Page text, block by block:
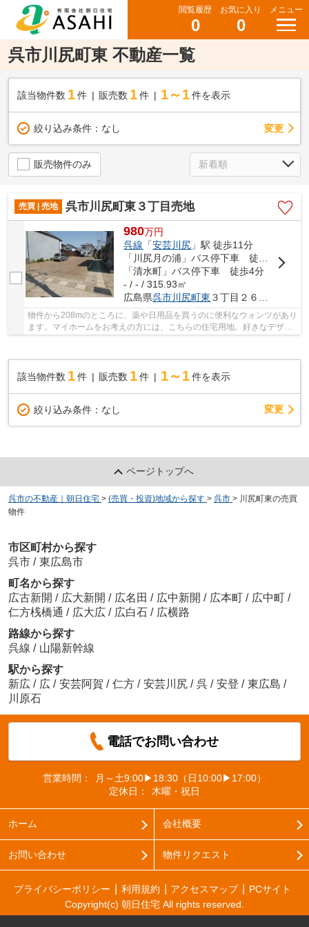
閲覧履歴
0
お気に入り
0
メニュー
呉市川尻町東 不動産一覧
該当物件数 1件 販売数 1 件 1～1 件を表示
絞り込み条件： なし 変更
販売物件のみ
売買 | 売地 呉市川尻町東３丁目売地
980万円
呉線 「安芸川尻 」駅 徒歩11分
「川尻月の浦」バス停下車 徒歩3分
「清水町」バス停下車 徒歩4分
- / - / 315.93㎡
広島県呉市川尻町東 ３丁目２６５２
物件から208mのところに、薬や日用品を買うのに便利なウォンツがあり
ます。マイホームをお考えの方には、こちらの住宅用地。好きなデザイ
該当物件数 1件 販売数 1 件 1～1 件を表示
絞り込み条件： なし 変更
ページトップへ
呉市の不動産｜朝日住宅 > (売買・投資)地域から探す > 呉市 > 川尻町東の売買
物件
市区町村から探す
呉市 / 東広島市
町名から探す
広古新開 / 広大新開 / 広名田 / 広中新開 / 広本町 / 広中町 /
仁方桟橋通 / 広大広 / 広白石 / 広横路
路線から探す
呉線 / 山陽新幹線
駅から探す
新広 / 広 / 安芸阿賀 / 仁方 / 安芸川尻 / 呉 / 安登 / 東広島 /
川原石
電話でお問い合わせ
営業時間：
月～土9:00▶18:30（日10:00▶17:00）
定休日：
木曜・祝日
ホーム 会社概要
お問い合わせ 物件リクエスト
プライバシーポリシー 利用規約 アクセスマップ
PCサイト
Copyright(c) 朝日住宅 All rights reserved.